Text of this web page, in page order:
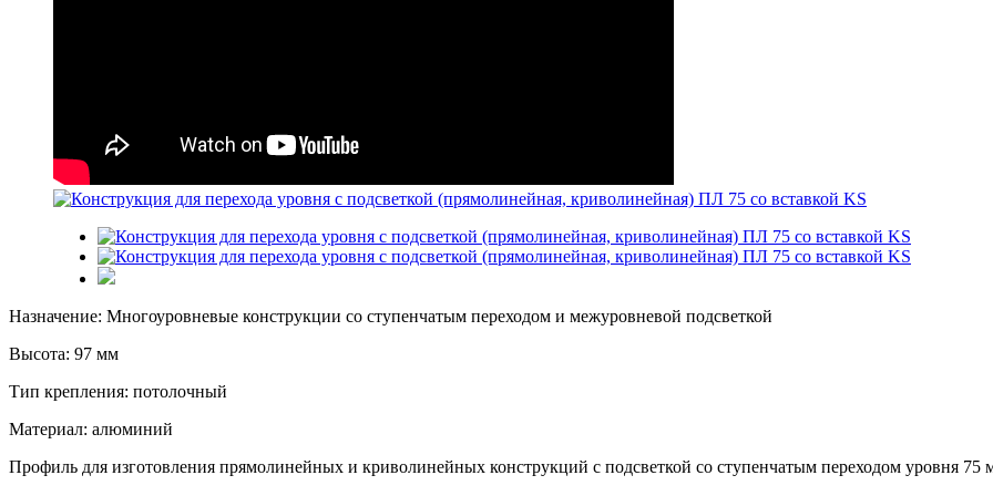
Назначение: Многоуровневые конструкции со ступенчатым переходом и межуровневой подсветкой
Высота: 97 мм
Тип крепления: потолочный
Материал: алюминий
Профиль для изготовления прямолинейных и криволинейных конструкций с подсветкой со ступенчатым переходом уровня 75